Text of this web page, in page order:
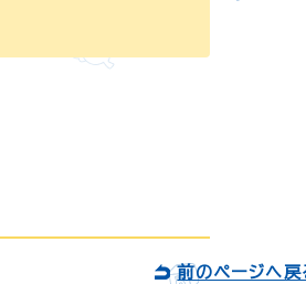
前のページへ戻